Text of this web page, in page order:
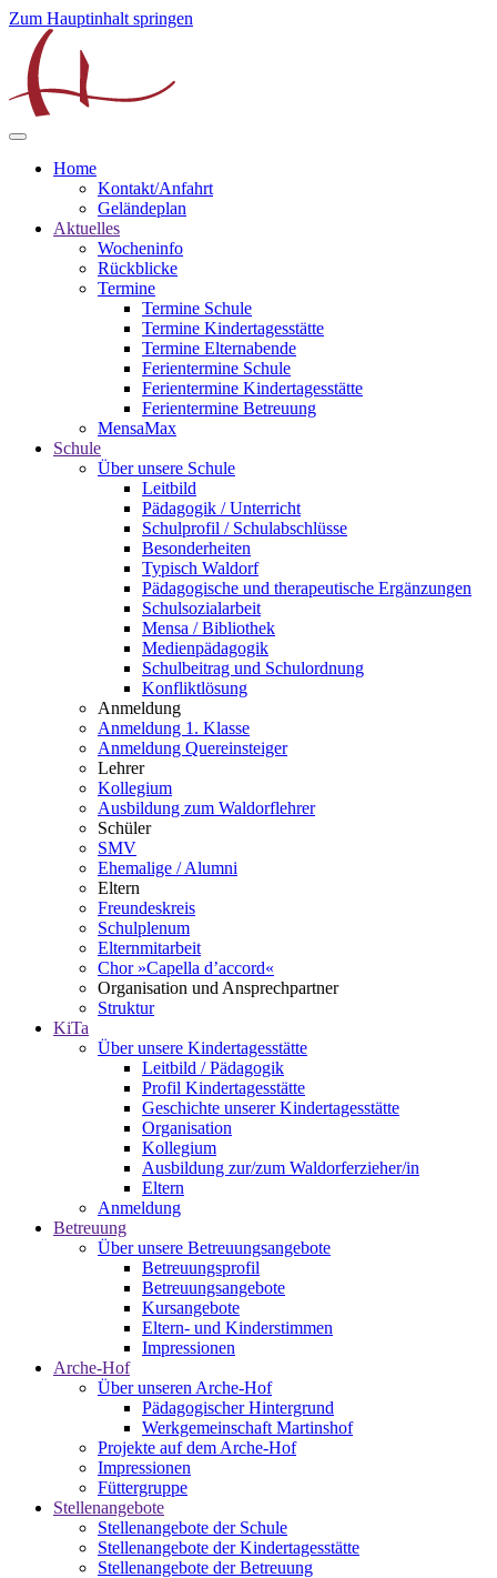
Zum Hauptinhalt springen
Home
Kontakt/Anfahrt
Geländeplan
Aktuelles
Wocheninfo
Rückblicke
Termine
Termine Schule
Termine Kindertagesstätte
Termine Elternabende
Ferientermine Schule
Ferientermine Kindertagesstätte
Ferientermine Betreuung
MensaMax
Schule
Über unsere Schule
Leitbild
Pädagogik / Unterricht
Schulprofil / Schulabschlüsse
Besonderheiten
Typisch Waldorf
Pädagogische und therapeutische Ergänzungen
Schulsozialarbeit
Mensa / Bibliothek
Medienpädagogik
Schulbeitrag und Schulordnung
Konfliktlösung
Anmeldung
Anmeldung 1. Klasse
Anmeldung Quereinsteiger
Lehrer
Kollegium
Ausbildung zum Waldorflehrer
Schüler
SMV
Ehemalige / Alumni
Eltern
Freundeskreis
Schulplenum
Elternmitarbeit
Chor »Capella d’accord«
Organisation und Ansprechpartner
Struktur
KiTa
Über unsere Kindertagesstätte
Leitbild / Pädagogik
Profil Kindertagesstätte
Geschichte unserer Kindertagesstätte
Organisation
Kollegium
Ausbildung zur/zum Waldorferzieher/in
Eltern
Anmeldung
Betreuung
Über unsere Betreuungsangebote
Betreuungsprofil
Betreuungsangebote
Kursangebote
Eltern- und Kinderstimmen
Impressionen
Arche-Hof
Über unseren Arche-Hof
Pädagogischer Hintergrund
Werkgemeinschaft Martinshof
Projekte auf dem Arche-Hof
Impressionen
Füttergruppe
Stellenangebote
Stellenangebote der Schule
Stellenangebote der Kindertagesstätte
Stellenangebote der Betreuung